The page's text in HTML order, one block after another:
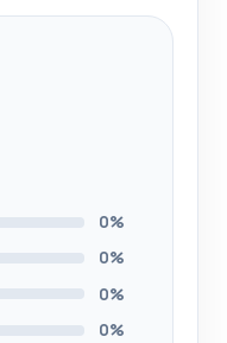
0%
0%
0%
0%